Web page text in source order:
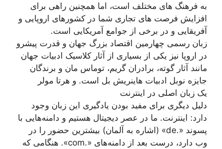
به فرهنگ های مختلف است، اما همچنین راهی برای
افزایش فرصت های تجاری شما در کشورهای اروپایی و
آفریقایی و در برخی از جوامع آمریکایی است.
زبان رسمی چهارمین اقتصاد بزرگ جهان و قدرت پیشرو
در اروپا نیز یکی از بسیاری از آثار کلاسیک ادبیات جهان
مانند آثار گوته، برادران گریم، توماس مان و برندگان
جایزه نوبل ادبیات هاینریش بل است. و هرتا مولر
یک زبان اصلی در اینترنت
دلیل دیگری برای مفید بودن یادگیری این زبان وجود
دارد: اینترنت. ما در عصر دیجیتال هستیم و دامنه‌هایی با
پسوند «.de» (اشاره به آلمان) بیشترین حضور را در
وب دارد، درست بعد از دامنه‌های «.com». هنگامی که